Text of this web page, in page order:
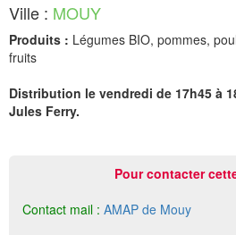
Ville : MOUY
Produits : Légumes BIO, pommes,
fruits
Distribution le vendredi de 17h45 à
Jules Ferry.
Pour contacter
Contact mail : AMAP de Mouy